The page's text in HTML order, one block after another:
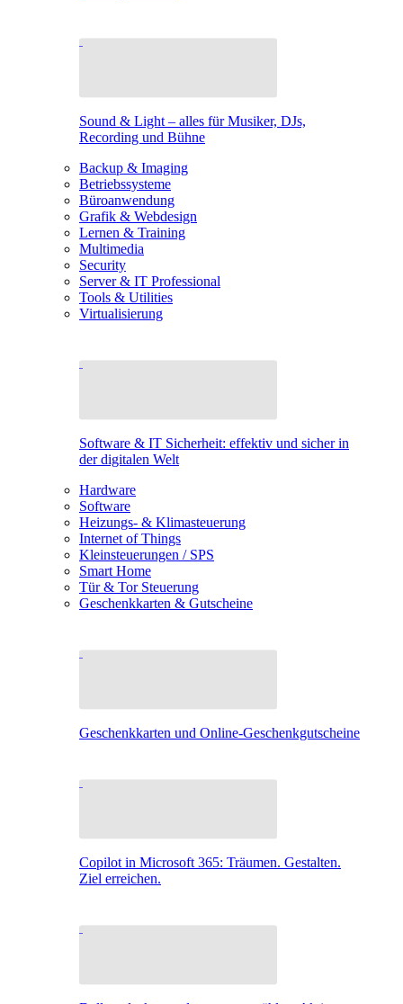
Sound & Light – alles für Musiker, DJs,
Recording und Bühne
Backup & Imaging
Betriebssysteme
Büroanwendung
Grafik & Webdesign
Lernen & Training
Multimedia
Security
Server & IT Professional
Tools & Utilities
Virtualisierung
Software & IT Sicherheit: effektiv und sicher in
der digitalen Welt
Hardware
Software
Heizungs- & Klimasteuerung
Internet of Things
Kleinsteuerungen / SPS
Smart Home
Tür & Tor Steuerung
Geschenkkarten & Gutscheine
Geschenkkarten und Online-Geschenkgutscheine
Copilot in Microsoft 365: Träumen. Gestalten.
Ziel erreichen.